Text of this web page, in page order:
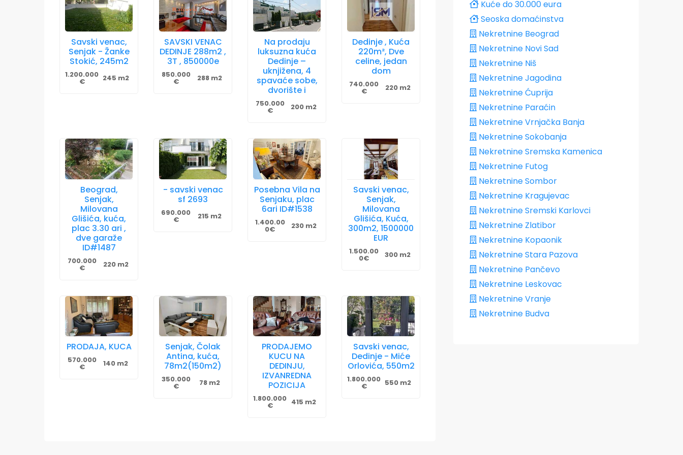
Savski venac,
Senjak - Žanke
Stokić, 245m2
1.200.000
€ 245 m2
SAVSKI VENAC
DEDINJE 288m2 ,
3T , 850000e
850.000
€ 288 m2
Na prodaju
luksuzna kuća
Dedinje –
uknjižena, 4
spavaće sobe,
dvorište i
750.000
€ 200 m2
Dedinje , Kuća
220m², Dve
celine, jedan
dom
740.000
€ 220 m2
Beograd,
Senjak,
Milovana
Glišića, kuća,
plac 3.30 ari ,
dve garaže
ID#1487
700.000
€ 220 m2
- savski venac
sf 2693
690.000
€ 215 m2
Posebna Vila na
Senjaku, plac
6ari ID#1538
1.400.00
0€ 230 m2
Savski venac,
Senjak,
Milovana
Glišića, Kuća,
300m2, 1500000
EUR
1.500.00
0€ 300 m2
PRODAJA, KUCA
570.000
€ 140 m2
Senjak, Čolak
Antina, kuća,
78m2(150m2)
350.000
€ 78 m2
PRODAJEMO
KUCU NA
DEDINJU,
IZVANREDNA
POZICIJA
1.800.000
€ 415 m2
Savski venac,
Dedinje - Miće
Orlovića, 550m2
1.800.000
€ 550 m2
Kuće do 30.000 eura
Seoska domaćinstva
Nekretnine Beograd
Nekretnine Novi Sad
Nekretnine Niš
Nekretnine Jagodina
Nekretnine Ćuprija
Nekretnine Paraćin
Nekretnine Vrnjačka Banja
Nekretnine Sokobanja
Nekretnine Sremska Kamenica
Nekretnine Futog
Nekretnine Sombor
Nekretnine Kragujevac
Nekretnine Sremski Karlovci
Nekretnine Zlatibor
Nekretnine Kopaonik
Nekretnine Stara Pazova
Nekretnine Pančevo
Nekretnine Leskovac
Nekretnine Vranje
Nekretnine Budva